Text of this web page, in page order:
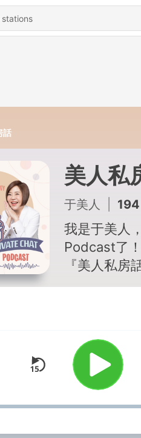
話
美人私
于美人 194 - EP193
我是于美人
Podcast了！
『美人私房
週日，晚上
你問美人的
不管你是想
的命運，
還是想要擁
又或是想要